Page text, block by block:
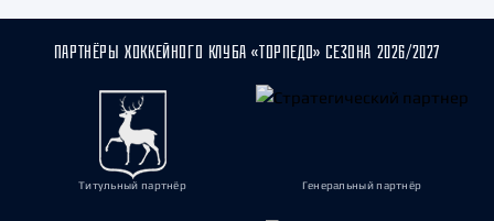
ПАРТНЁРЫ ХОККЕЙНОГО КЛУБА «ТОРПЕДО» СЕЗОНА 2026/2027
Титульный партнёр Генеральный партнёр